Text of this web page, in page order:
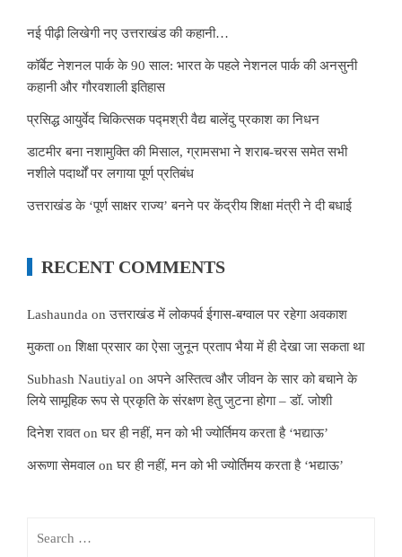
नई पीढ़ी लिखेगी नए उत्तराखंड की कहानी…
कॉर्बेट नेशनल पार्क के 90 साल: भारत के पहले नेशनल पार्क की अनसुनी
कहानी और गौरवशाली इतिहास
प्रसिद्ध आयुर्वेद चिकित्सक पद्मश्री वैद्य बालेंदु प्रकाश का निधन
डाटमीर बना नशामुक्ति की मिसाल, ग्रामसभा ने शराब-चरस समेत सभी
नशीले पदार्थों पर लगाया पूर्ण प्रतिबंध
उत्तराखंड के ‘पूर्ण साक्षर राज्य’ बनने पर केंद्रीय शिक्षा मंत्री ने दी बधाई
RECENT COMMENTS
Lashaunda onउत्तराखंड में लोकपर्व ईगास-बग्वाल पर रहेगा अवकाश
मुकताonशिक्षा प्रसार का ऐसा जुनून प्रताप भैया में ही देखा जा सकता था
Subhash Nautiyal on अपने अस्तित्व और जीवन के सार को बचाने के
लिये सामूहिक रूप से प्रकृति के संरक्षण हेतु जुटना होगा – डॉ. जोशी
दिनेश रावतonघर ही नहीं, मन को भी ज्योर्तिमय करता है ‘भद्याऊ’
अरूणा सेमवाल onघर ही नहीं, मन को भी ज्योर्तिमय करता है ‘भद्याऊ’